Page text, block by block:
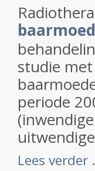
studie
periode
Lees verder